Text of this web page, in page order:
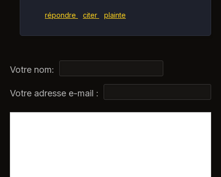
répondre citer plainte
Votre nom:
Votre adresse e-mail :